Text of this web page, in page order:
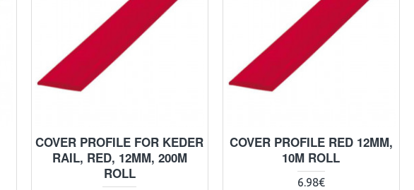
COVER PROFILE FOR KEDER
RAIL, RED, 12MM, 200M
ROLL
COVER PROFILE RED 12MM,
10M ROLL
6.98€